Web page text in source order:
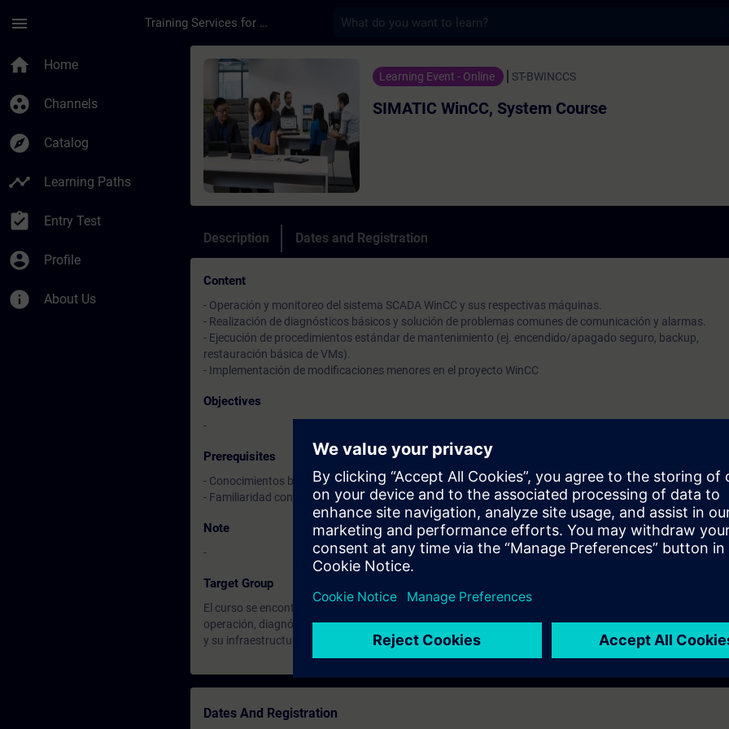
menu Training Services for Digital Industries
home Home
group_work Channels
explore Catalog
timeline Learning Paths
assignment_turned_in Entry Test
account_circle Profile
info About Us
Course - SIMATIC WinCC, System Course - Training - Training
Learning Event - Online ST-BWINCCS
SIMATIC WinCC, System Course
Description Dates and Registration
Content
- Operación y monitoreo del sistema SCADA WinCC y sus respectivas máquinas.
- Realización de diagnósticos básicos y solución de problemas comunes de comunicación y alarmas.
- Ejecución de procedimientos estándar de mantenimiento (ej. encendido/apagado seguro, backup,
restauración básica de VMs).
- Implementación de modificaciones menores en el proyecto WinCC
Objectives
-
Prerequisites
- Conocimientos básicos de informática.
- Familiaridad con conceptos generales de automatización industrial.
Note
-
Target Group
El curso se encontrará orientado a personal de mantenimiento, enfocado en las tareas generales de
operación, diagnóstico e implementación de modificaciones menores sobre el sistema SCADA WinCC
y su infraestructura de virtualización.
Dates And Registration